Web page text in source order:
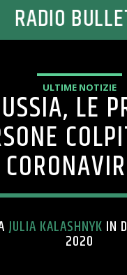
RADIO
ULTIME NOTIZIE
LE
JULIA KALASHNYK IN
2020